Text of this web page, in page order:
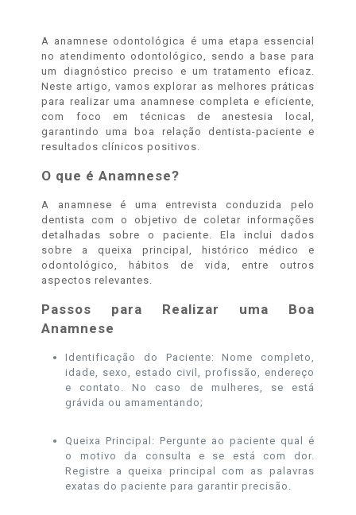
A anamnese odontológica é uma etapa essencial
no atendimento odontológico, sendo a base para
um diagnóstico preciso e um tratamento eficaz.
Neste artigo, vamos explorar as melhores práticas
para realizar uma anamnese completa e eficiente,
com foco em técnicas de anestesia local,
garantindo uma boa relação dentista-paciente e
resultados clínicos positivos.
O que é Anamnese?
A anamnese é uma entrevista conduzida pelo
dentista com o objetivo de coletar informações
detalhadas sobre o paciente. Ela inclui dados
sobre a queixa principal, histórico médico e
odontológico, hábitos de vida, entre outros
aspectos relevantes.
Passos para Realizar uma Boa
Anamnese
Identificação do Paciente: Nome completo,
idade, sexo, estado civil, profissão, endereço
e contato. No caso de mulheres, se está
grávida ou amamentando;
Queixa Principal: Pergunte ao paciente qual é
o motivo da consulta e se está com dor.
Registre a queixa principal com as palavras
exatas do paciente para garantir precisão.